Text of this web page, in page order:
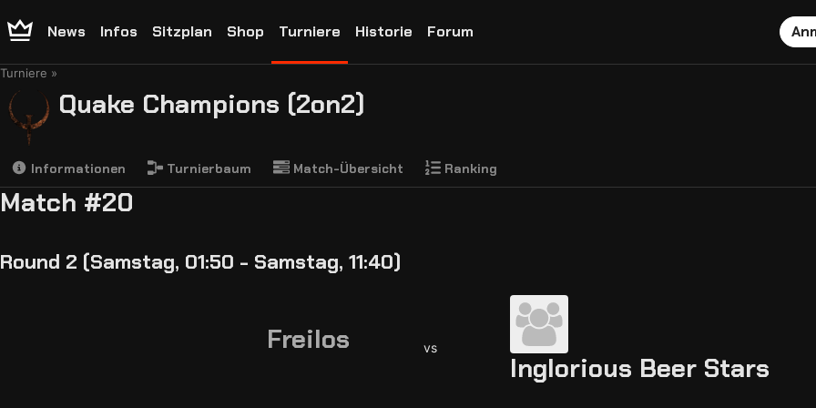
News Infos Sitzplan Shop Turniere Historie Forum
Turniere
Quake Champions (2on2)
Informationen Turnierbaum Match-Übersicht Ranking
Match #20
Round 2 (Samstag, 01:50 - Samstag, 11:40)
Freilos vs
Inglorious Beer Stars